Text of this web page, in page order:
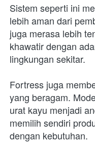
Sistem seperti ini
lebih aman dari
juga merasa lebih
khawatir dengan
lingkungan sekitar.
Fortress juga
yang beragam.
urat kayu menjadi
memilih sendiri
dengan kebutuhan.